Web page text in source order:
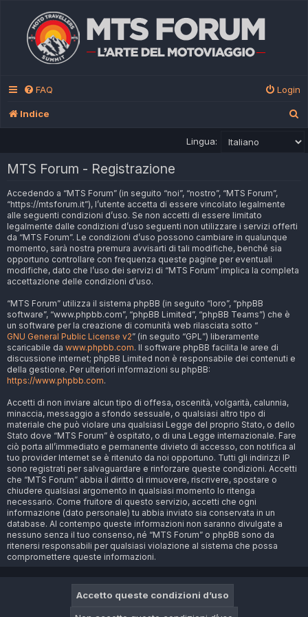
FAQ Login
Indice
Lingua:
MTS Forum - Registrazione
Accedendo a “MTS Forum” (in seguito “noi”, “nostro”, “MTS Forum”,
“https://mtsforum.it”), l’utente accetta di essere vincolato legalmente
alle seguenti condizioni d’uso. Se non accetti di essere limitato
legalmente dalle condizioni d’uso seguenti non utilizzare i servizi offerti
da “MTS Forum”. Le condizioni d’uso possono cambiare in qualunque
momento, sarà nostra premura avvisarti di tali modifiche, benché sia
opportuno controllare con frequenza queste pagine per eventuali
modifiche, dato che l’uso dei servizi di “MTS Forum” implica la completa
accettazione delle condizioni d’uso.
“MTS Forum” utilizza il sistema phpBB (in seguito “loro”, “phpBB
software”, “www.phpbb.com”, “phpBB Limited”, “phpBB Teams”) che è
un software per la creazione di comunità web rilasciata sotto “
GNU General Public License v2” (in seguito “GPL”) liberamente
scaricabile da www.phpbb.com. Il software phpBB facilita le aree di
discussione internet; phpBB Limited non è responsabile dei contenuti e
della gestione. Per ulteriori informazioni su phpBB:
https://www.phpbb.com.
Accetti di non inviare alcun tipo di offesa, oscenità, volgarità, calunnia,
minaccia, messaggio a sfondo sessuale, o qualsiasi altro tipo di
materiale che può violare una qualsiasi Legge del proprio Stato, o dello
Stato dove “MTS Forum” è ospitato, o di una Legge internazionale. Fare
ciò porta all’immediato e permanente divieto di accesso, con notifica al
tuo provider Internet se è ritenuto da noi opportuno. Tutti gli indirizzi IP
sono registrati per salvaguardare e rinforzare queste condizioni. Accetti
che “MTS Forum” abbia il diritto di rimuovere, riscrivere, spostare o
chiudere qualsiasi argomento in qualsiasi momento lo ritenga
necessario. Come fruitore di questo servizio, accetti che ogni
informazione (dato personale) tu abbia inviato sia conservata in un
database. Al contempo queste informazioni non saranno divulgate a
nessuno senza il tuo consenso, né “MTS Forum” o phpBB sono da
ritenersi responsabili per qualsiasi violazione al sistema che possa
compromettere queste informazioni.